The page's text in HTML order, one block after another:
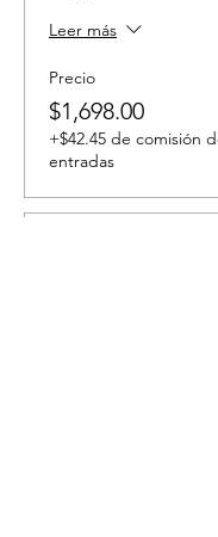
Leer más
Precio
$1,698.00
+$42.45 de comisión
entradas